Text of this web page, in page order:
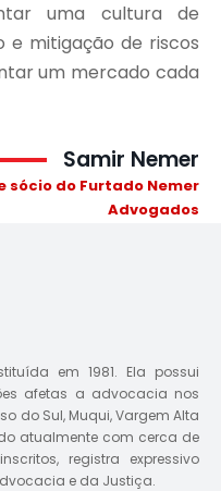
uma cultura de
mitigação de riscos
um mercado cada
Samir Nemer
sócio do Furtado Nemer
Advogados
em 1981. Ela possui
afetas a advocacia nos
do Sul, Muqui, Vargem Alta
atualmente com cerca de
registra expressivo
e da Justiça.